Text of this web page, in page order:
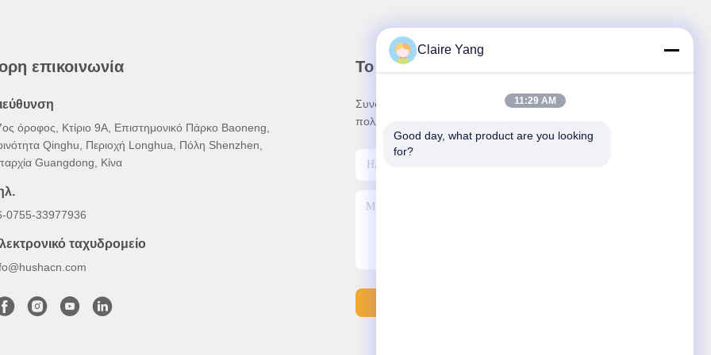
επικοινωνία
όροφος, Κτίριο 9Α, Επιστημονικό Πάρκο Baoneng,
Qinghu, Περιοχή Longhua, Πόλη Shenzhen,
Guangdong, Κίνα
0755-33977936
ταχυδρομείο
Το Δελτίο Ενημέρωσης
Συνδρομηθείτε στο ενημερωτικό μας δελτίο για εκπτώσεις και
πολλά άλλα.
Claire Yang
11:29 AM
Good day, what product are you looking
for?